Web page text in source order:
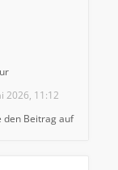
2026, 11:12
den Beitrag auf